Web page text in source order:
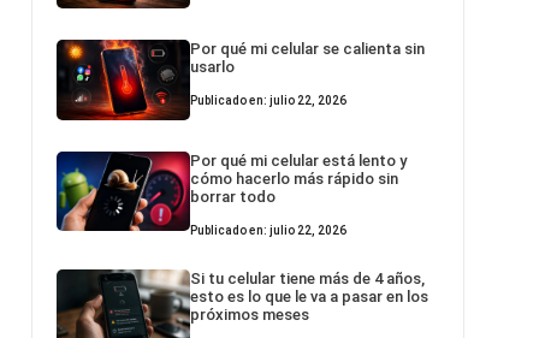
Por qué mi celular se calienta sin
usarlo
Publicado en: julio 22, 2026
Por qué mi celular está lento y
cómo hacerlo más rápido sin
borrar todo
Publicado en: julio 22, 2026
Si tu celular tiene más de 4 años,
esto es lo que le va a pasar en los
próximos meses